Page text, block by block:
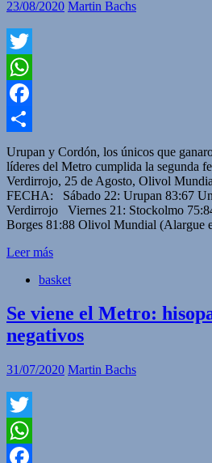
23/08/2020 Martin Bachs
Twitter
WhatsApp
Facebook
Compartir
Urupan y Cordón, los únicos que
líderes del Metro cumplida la segunda
Verdirrojo, 25 de Agosto, Olivol
FECHA: Sábado 22: Urupan 83:67
Verdirrojo Viernes 21: Stockolmo
Borges 81:88 Olivol Mundial (Alargue
Leer más
basket
Se viene el Metro:
negativos
31/07/2020 Martin Bachs
Twitter
WhatsApp